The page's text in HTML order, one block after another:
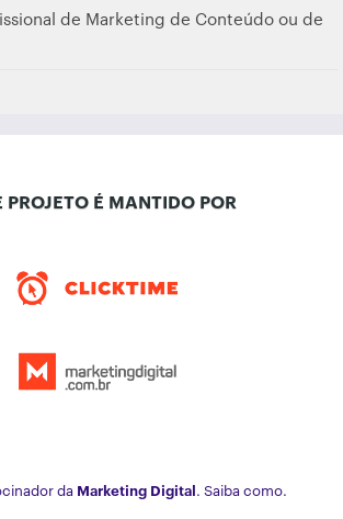
de Marketing de Conteúdo ou de
PROJETO É MANTIDO POR
da Marketing Digital. Saiba como.